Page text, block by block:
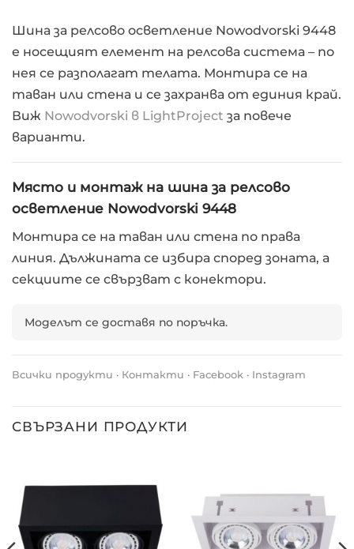
Шина за релсово осветление Nowodvorski 9448
е носещият елемент на релсова система – по
нея се разполагат телата. Монтира се на
таван или стена и се захранва от единия край.
Виж Nowodvorski в LightProject за повече
варианти.
Място и монтаж на шина за релсово
осветление Nowodvorski 9448
Монтира се на таван или стена по права
линия. Дължината се избира според зоната, а
секциите се свързват с конектори.
Моделът се доставя по поръчка.
Всички продукти · Контакти · Facebook · Instagram
СВЪРЗАНИ ПРОДУКТИ